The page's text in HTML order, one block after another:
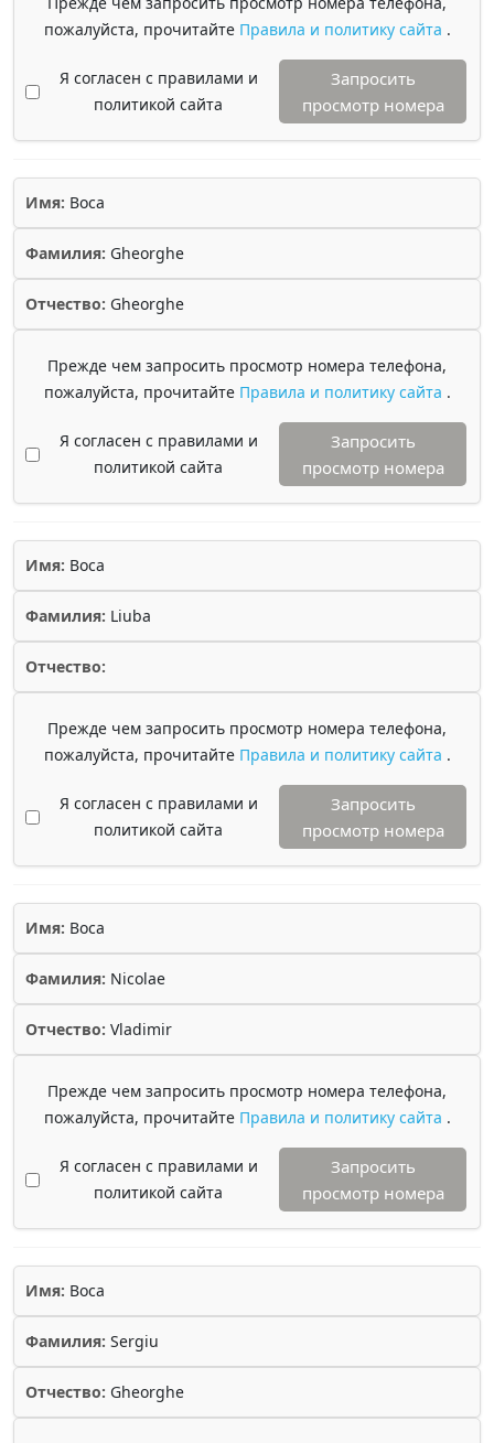
пожалуйста, прочитайте Правила и политику сайта .
Я согласен с правилами и
политикой сайта
Запросить
просмотр номера
Имя: Boca
Фамилия: Gheorghe
Отчество: Gheorghe
Прежде чем запросить просмотр номера телефона,
пожалуйста, прочитайте Правила и политику сайта .
Я согласен с правилами и
политикой сайта
Запросить
просмотр номера
Имя: Boca
Фамилия: Liuba
Отчество:
Прежде чем запросить просмотр номера телефона,
пожалуйста, прочитайте Правила и политику сайта .
Я согласен с правилами и
политикой сайта
Запросить
просмотр номера
Имя: Boca
Фамилия: Nicolae
Отчество: Vladimir
Прежде чем запросить просмотр номера телефона,
пожалуйста, прочитайте Правила и политику сайта .
Я согласен с правилами и
политикой сайта
Запросить
просмотр номера
Имя: Boca
Фамилия: Sergiu
Отчество: Gheorghe